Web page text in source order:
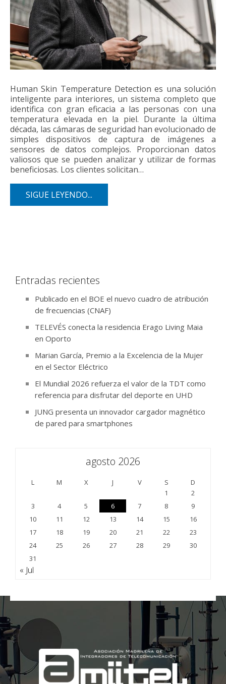
Human Skin Temperature Detection es una solución
inteligente para interiores, un sistema completo que
identifica con gran eficacia a las personas con una
temperatura elevada en la piel. Durante la última
década, las cámaras de seguridad han evolucionado de
simples dispositivos de captura de imágenes a
sensores de datos complejos. Proporcionan datos
valiosos que se pueden analizar y utilizar de formas
beneficiosas. Los clientes solicitan…
SIGUE LEYENDO...
Entradas recientes
Publicado en el BOE el nuevo cuadro de atribución
de frecuencias (CNAF)
TELEVÉS conecta la residencia Erago Living Maia
en Oporto
Marian García, Premio a la Excelencia de la Mujer
en el Sector Eléctrico
El Mundial 2026 refuerza el valor de la TDT como
referencia para disfrutar del deporte en UHD
JUNG presenta un innovador cargador magnético
de pared para smartphones
agosto 2026
L M X J V S
D
1
2
3
4 5 6 7 8
9
10
11 12 13 14 15
16
17
18 19 20 21 22
23
24
25 26 27 28 29
30
31
« Jul
;